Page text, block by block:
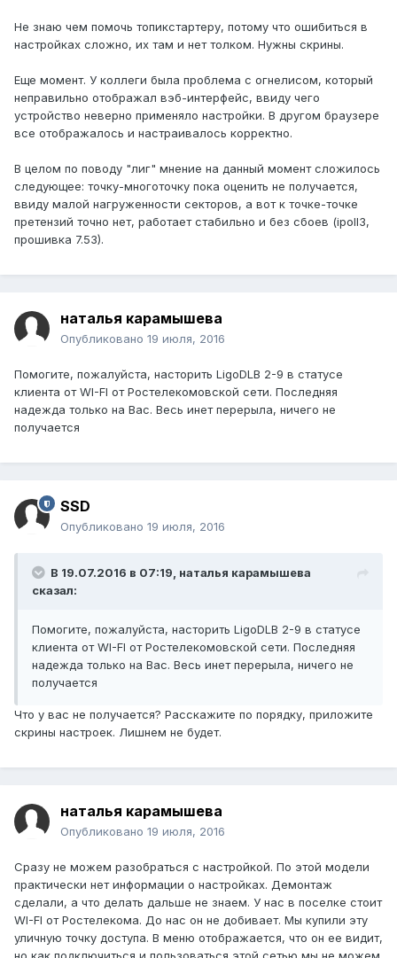
Не знаю чем помочь топикстартеру, потому что ошибиться в
настройках сложно, их там и нет толком. Нужны скрины.
Еще момент. У коллеги была проблема с огнелисом, который
неправильно отображал вэб-интерфейс, ввиду чего
устройство неверно применяло настройки. В другом браузере
все отображалось и настраивалось корректно.
В целом по поводу "лиг" мнение на данный момент сложилось
следующее: точку-многоточку пока оценить не получается,
ввиду малой нагруженности секторов, а вот к точке-точке
претензий точно нет, работает стабильно и без сбоев (ipoll3,
прошивка 7.53).
наталья карамышева
Опубликовано 19 июля, 2016
Помогите, пожалуйста, насторить LigoDLB 2-9 в статусе
клиента от WI-FI от Ростелекомовской сети. Последняя
надежда только на Вас. Весь инет перерыла, ничего не
получается
SSD
Опубликовано 19 июля, 2016
В 19.07.2016 в 07:19, наталья карамышева
сказал:
Помогите, пожалуйста, насторить LigoDLB 2-9 в статусе
клиента от WI-FI от Ростелекомовской сети. Последняя
надежда только на Вас. Весь инет перерыла, ничего не
получается
Что у вас не получается? Расскажите по порядку, приложите
скрины настроек. Лишнем не будет.
наталья карамышева
Опубликовано 19 июля, 2016
Сразу не можем разобраться с настройкой. По этой модели
практически нет информации о настройках. Демонтаж
сделали, а что делать дальше не знаем. У нас в поселке стоит
WI-FI от Ростелекома. До нас он не добивает. Мы купили эту
уличную точку доступа. В меню отображается, что он ее видит,